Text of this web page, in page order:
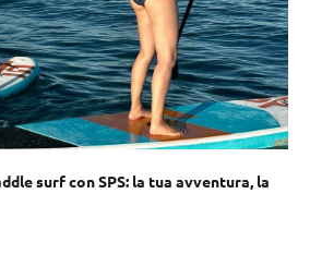
surf con SPS: la tua avventura, la